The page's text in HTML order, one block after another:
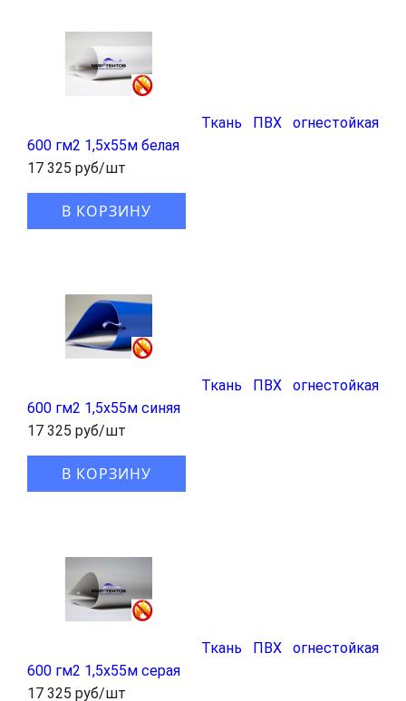
Ткань ПВХ огнестойкая
600 гм2 1,5x55м белая
17 325 руб/шт
В КОРЗИНУ
Ткань ПВХ огнестойкая
600 гм2 1,5x55м синяя
17 325 руб/шт
В КОРЗИНУ
Ткань ПВХ огнестойкая
600 гм2 1,5x55м серая
17 325 руб/шт